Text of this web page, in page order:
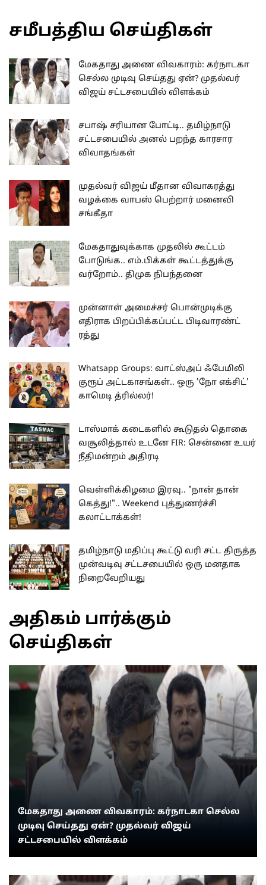
சமீபத்திய செய்திகள்
மேகதாது அணை விவகாரம்: கர்நாடகா
செல்ல முடிவு செய்தது ஏன்? முதல்வர்
விஜய் சட்டசபையில் விளக்கம்
சபாஷ் சரியான போட்டி.. தமிழ்நாடு
சட்டசபையில் அனல் பறந்த காரசார
விவாதங்கள்
முதல்வர் விஜய் மீதான விவாகரத்து
வழக்கை வாபஸ் பெற்றார் மனைவி
சங்கீதா
மேகதாதுவுக்காக முதலில் கூட்டம்
போடுங்க.. எம்.பிக்கள் கூட்டத்துக்கு
வர்றோம்.. திமுக நிபந்தனை
முன்னாள் அமைச்சர் பொன்முடிக்கு
எதிராக பிறப்பிக்கப்பட்ட பிடிவாரண்ட்
ரத்து
Whatsapp Groups: வாட்ஸ்அப் ஃபேமிலி
குரூப் அட்டகாசங்கள்.. ஒரு 'நோ எக்சிட்'
காமெடி த்ரில்லர்!
டாஸ்மாக் கடைகளில் கூடுதல் தொகை
வசூலித்தால் உடனே FIR: சென்னை உயர்
நீதிமன்றம் அதிரடி
வெள்ளிக்கிழமை இரவு.. "நான் தான்
கெத்து!".. Weekend புத்துணர்ச்சி
கலாட்டாக்கள்!
தமிழ்நாடு மதிப்பு கூட்டு வரி சட்ட திருத்த
முன்வடிவு சட்டசபையில் ஒரு மனதாக
நிறைவேறியது
அதிகம் பார்க்கும்
செய்திகள்
மேகதாது அணை விவகாரம்: கர்நாடகா செல்ல
முடிவு செய்தது ஏன்? முதல்வர் விஜய்
சட்டசபையில் விளக்கம்